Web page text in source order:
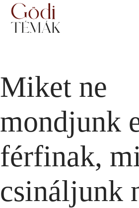
Miket ne
mondjunk
férfinak,
csináljunk